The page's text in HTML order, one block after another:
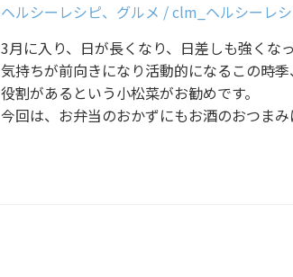
ヘルシーレシピ、 グルメ /clm_ヘルシーレ
3月に入り、日が長くなり、日差しも強くな
気持ちが前向きになり活動的になるこの時
役割があるという小松菜がお勧めです。
今回は、お弁当のおかずにもお酒のおつま